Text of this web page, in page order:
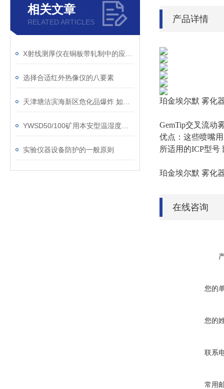
相关文章
RELATED ARTICLES
选择合适红外热像仪的八要素
实验仪器设备防护的一般原则
产品详情
珀金埃尔默 雾化
GemTip交叉流动
优点：这些喷嘴
所适用的ICP型号
珀金埃尔默 雾化
在线咨询
您的
您的
联系
常用